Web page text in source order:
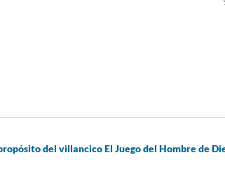
del villancico El Juego del Hombre de